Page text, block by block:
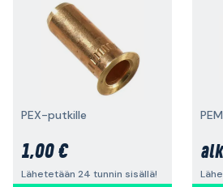
PEX-putkille
1,00 €
Lähetetään 24 tunnin sisällä!